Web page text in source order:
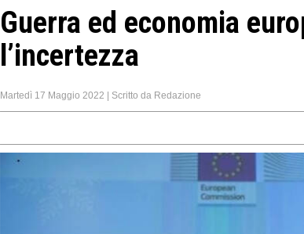
Guerra ed economia
l’incertezza
Martedì 17 Maggio 2022 | Scritto da Redazione